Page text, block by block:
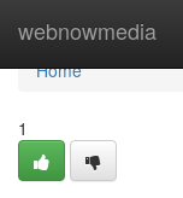
webnowmedia
Home
Home
1